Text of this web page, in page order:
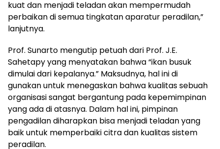
kuat dan menjadi teladan akan mempermudah
perbaikan di semua tingkatan aparatur peradilan,”
lanjutnya.
Prof. Sunarto mengutip petuah dari Prof. J.E.
Sahetapy yang menyatakan bahwa “ikan busuk
dimulai dari kepalanya.” Maksudnya, hal ini di
gunakan untuk menegaskan bahwa kualitas sebuah
organisasi sangat bergantung pada kepemimpinan
yang ada di atasnya. Dalam hal ini, pimpinan
pengadilan diharapkan bisa menjadi teladan yang
baik untuk memperbaiki citra dan kualitas sistem
peradilan.